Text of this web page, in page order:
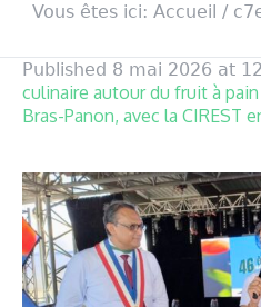
Vous êtes ici: Accueil /
Published 8 mai 2026 at
culinaire autour du fruit à pain
Bras-Panon, avec la CIREST